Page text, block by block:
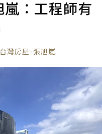
：工程師有
台灣房屋-張旭嵐